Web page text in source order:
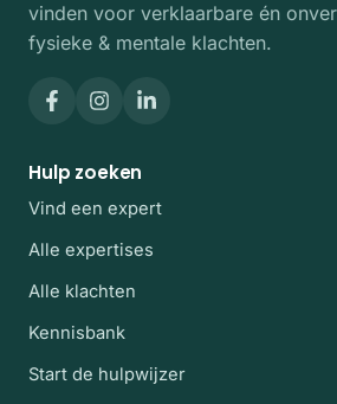
vinden voor verklaarbare én
fysieke & mentale klachten.
Hulp zoeken
Vind een expert
Alle expertises
Alle klachten
Kennisbank
Start de hulpwijzer